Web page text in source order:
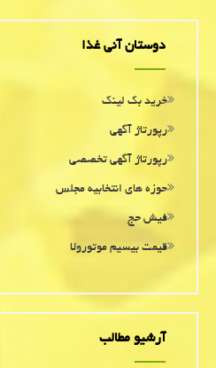
دوستان آنی غذا
خرید بک لینک
رپورتاژ آگهی
رپورتاژ آگهی تخصصی
حوزه های انتخابیه مجلس
فیش حج
قیمت بیسیم موتورولا
آرشیو مطالب